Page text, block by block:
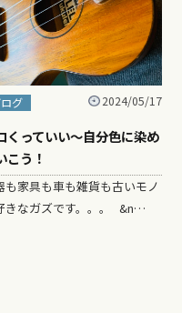
グ 2024/05/17
くっていい〜自分色に染め
こう！
も家具も車も雑貨も古いモノ
きなガズです。。。 &n…